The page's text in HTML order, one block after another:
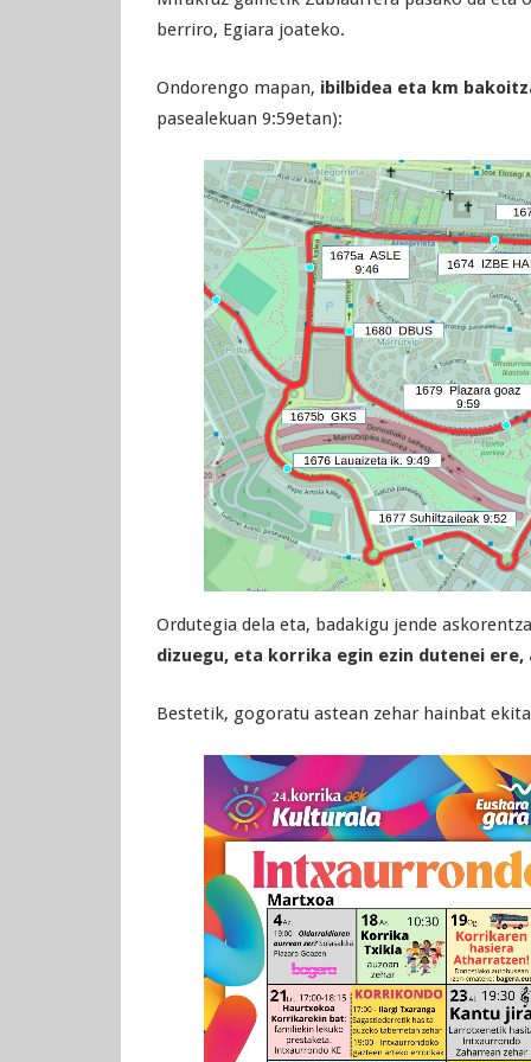
berriro, Egiara joateko.
Ondorengo mapan, ibilbidea eta km
pasealekuan 9:59etan):
Ordutegia dela eta, badakigu jende
dizuegu, eta korrika egin ezin dutenei
Bestetik, gogoratu astean zehar hainbat